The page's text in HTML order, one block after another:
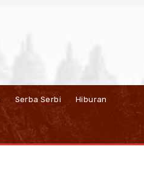
Serba Serbi Hiburan